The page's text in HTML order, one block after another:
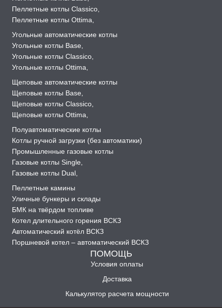
Пеллетные котлы Classico,
Пеллетные котлы Ottima,
Угольные автоматические котлы
Угольные котлы Base,
Угольные котлы Classico,
Угольные котлы Ottima,
Щеповые автоматические котлы
Щеповые котлы Base,
Щеповые котлы Classico,
Щеповые котлы Ottima,
Полуавтоматические котлы
Котлы ручной загрузки (без автоматики)
Промышленные газовые котлы
Газовые котлы Single,
Газовые котлы Dual,
Пеллетные камины
Уличные бункеры и склады
БМК на твёрдом топливе
Котел длительного горения ВСКЗ
Автоматический котёл ВСКЗ
Поршневой котел – автоматический ВСКЗ
ПОМОЩЬ
Условия оплаты
Доставка
Калькулятор расчета мощности